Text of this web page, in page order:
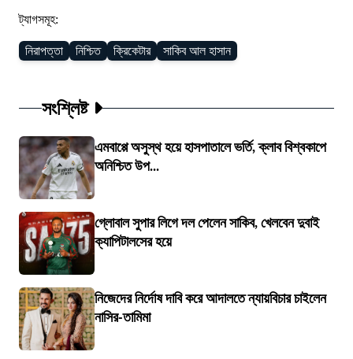
ট্যাগসমূহ:
নিরাপত্তা নিশ্চিত ক্রিকেটার সাকিব আল হাসান
সংশ্লিষ্ট
এমবাপ্পে অসুস্থ হয়ে হাসপাতালে ভর্তি, ক্লাব বিশ্বকাপে
অনিশ্চিত উপ...
গ্লোবাল সুপার লিগে দল পেলেন সাকিব, খেলবেন দুবাই
ক্যাপিটালসের হয়ে
নিজেদের নির্দোষ দাবি করে আদালতে ন্যায়বিচার চাইলেন
নাসির-তামিমা